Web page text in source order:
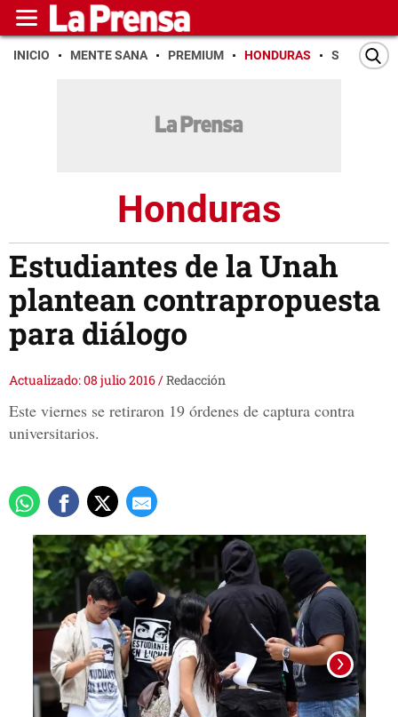
INICIO MENTE SANA PREMIUM HONDURAS SAN PEDRO
Honduras
Estudiantes de la Unah
plantean contrapropuesta
para diálogo
Actualizado: 08 julio 2016/Redacción
Este viernes se retiraron 19 órdenes de captura contra
universitarios.